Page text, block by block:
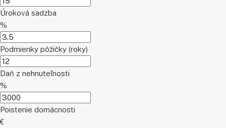
Úroková sadzba
%
Podmienky pôžičky (roky)
Daň z nehnuteľnosti
%
Poistenie domácnosti
€